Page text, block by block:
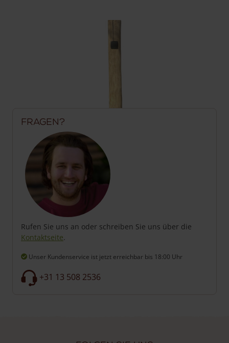
Fragen?
Rufen Sie uns an oder schreiben Sie uns über die
Kontaktseite.
Unser Kundenservice ist jetzt erreichbar bis 18:00 Uhr
+31 13 508 2536